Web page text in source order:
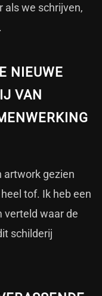
als we schrijven,
NIEUWE
VAN
artwork gezien
tof. Ik heb een
verteld waar de
schilderij